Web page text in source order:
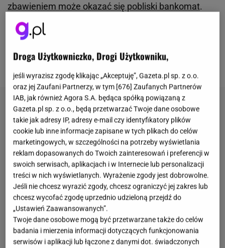
zbawieniem może okazać się pobliski bankomat.
Należy jednak pamiętać, że wypłata gotówki za
pomocą takiego urządzenia wiąże się z pewnymi
ograniczeniami
. W grę wchodzą zarówno limity
jednorazowe, jak i dzienne.
Droga Użytkowniczko, Drogi Użytkowniku,
jeśli wyrazisz zgodę klikając „Akceptuję”, Gazeta.pl sp. z o.o.
oraz jej Zaufani Partnerzy, w tym [676] Zaufanych Partnerów
IAB, jak również Agora S.A. będąca spółką powiązaną z
Gazeta.pl sp. z o.o., będą przetwarzać Twoje dane osobowe
takie jak adresy IP, adresy e-mail czy identyfikatory plików
cookie lub inne informacje zapisane w tych plikach do celów
marketingowych, w szczególności na potrzeby wyświetlania
reklam dopasowanych do Twoich zainteresowań i preferencji w
swoich serwisach, aplikacjach i w Internecie lub personalizacji
treści w nich wyświetlanych. Wyrażenie zgody jest dobrowolne.
Jeśli nie chcesz wyrazić zgody, chcesz ograniczyć jej zakres lub
chcesz wycofać zgodę uprzednio udzieloną przejdź do
„Ustawień Zaawansowanych”.
Twoje dane osobowe mogą być przetwarzane także do celów
badania i mierzenia informacji dotyczących funkcjonowania
serwisów i aplikacji lub łączone z danymi dot. świadczonych